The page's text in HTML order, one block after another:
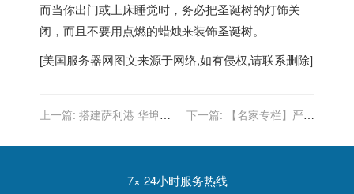
而当你出门或上床睡觉时，务必把圣诞树的灯饰关
闭，而且不要用点燃的蜡烛来装饰圣诞树。
[美国服务器网图文来源于网络,如有侵权,请联系删除]
上一篇: 搭建萨利港 华埠监
下一篇:
【名家专栏】严控
深
7× 24小时服务热线